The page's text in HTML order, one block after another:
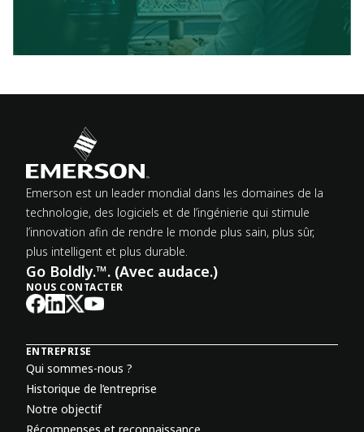
Emerson est un leader mondial dans les domaines de la
technologie, des logiciels et de l’ingénierie qui stimule
l’innovation afin de rendre le monde plus sain, plus sûr,
plus intelligent et plus durable.
Go Boldly.™. (Avec audace.)
NOUS CONTACTER
ENTREPRISE
Qui sommes-nous ?
Historique de l’entreprise
Notre objectif